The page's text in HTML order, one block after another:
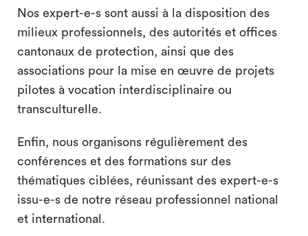
Nos expert-e-s sont aussi à la disposition des
milieux professionnels, des autorités et offices
cantonaux de protection, ainsi que des
associations pour la mise en œuvre de projets
pilotes à vocation interdisciplinaire ou
transculturelle.
Enfin, nous organisons régulièrement des
conférences et des formations sur des
thématiques ciblées, réunissant des expert-e-s
issu-e-s de notre réseau professionnel national
et international.